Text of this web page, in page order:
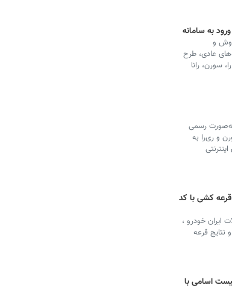
و
عادی، طرح
خودروهای فرسوده است و محصولات ری‌را، پژو ۲۰۷، تارا، سورن، رانا
به‌صورت رسمی
رانا پلاس، سورن و ری‌را به
/ نتایج قرعه کشی با کد
ایران‌ خودرو ،
قرعه
اسامی با